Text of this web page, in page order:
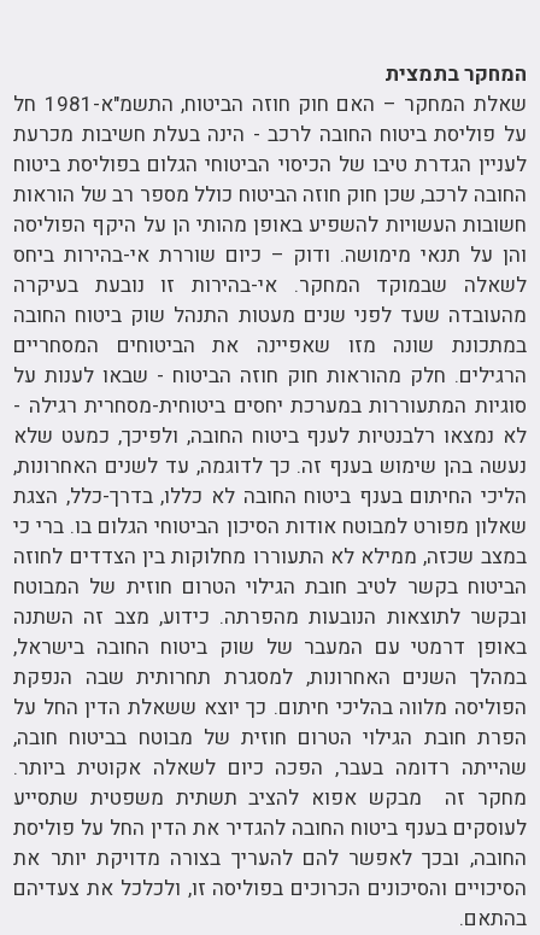
המחקר בתמצית
שאלת המחקר – האם חוק חוזה הביטוח, התשמ"א-1981 חל
על פוליסת ביטוח החובה לרכב - הינה בעלת חשיבות מכרעת
לעניין הגדרת טיבו של הכיסוי הביטוחי הגלום בפוליסת ביטוח
החובה לרכב, שכן חוק חוזה הביטוח כולל מספר רב של הוראות
חשובות העשויות להשפיע באופן מהותי הן על היקף הפוליסה
והן על תנאי מימושה. ודוק – כיום שוררת אי-בהירות ביחס
לשאלה שבמוקד המחקר. אי-בהירות זו נובעת בעיקרה
מהעובדה שעד לפני שנים מעטות התנהל שוק ביטוח החובה
במתכונת שונה מזו שאפיינה את הביטוחים המסחריים
הרגילים. חלק מהוראות חוק חוזה הביטוח - שבאו לענות על
סוגיות המתעוררות במערכת יחסים ביטוחית-מסחרית רגילה -
לא נמצאו רלבנטיות לענף ביטוח החובה, ולפיכך, כמעט שלא
נעשה בהן שימוש בענף זה. כך לדוגמה, עד לשנים האחרונות,
הליכי החיתום בענף ביטוח החובה לא כללו, בדרך-כלל, הצגת
שאלון מפורט למבוטח אודות הסיכון הביטוחי הגלום בו. ברי כי
במצב שכזה, ממילא לא התעוררו מחלוקות בין הצדדים לחוזה
הביטוח בקשר לטיב חובת הגילוי הטרום חוזית של המבוטח
ובקשר לתוצאות הנובעות מהפרתה. כידוע, מצב זה השתנה
באופן דרמטי עם המעבר של שוק ביטוח החובה בישראל,
במהלך השנים האחרונות, למסגרת תחרותית שבה הנפקת
הפוליסה מלווה בהליכי חיתום. כך יוצא ששאלת הדין החל על
הפרת חובת הגילוי הטרום חוזית של מבוטח בביטוח חובה,
שהייתה רדומה בעבר, הפכה כיום לשאלה אקוטית ביותר.
מחקר זה מבקש אפוא להציב תשתית משפטית שתסייע
לעוסקים בענף ביטוח החובה להגדיר את הדין החל על פוליסת
החובה, ובכך לאפשר להם להעריך בצורה מדויקת יותר את
הסיכויים והסיכונים הכרוכים בפוליסה זו, ולכלכל את צעדיהם
בהתאם.